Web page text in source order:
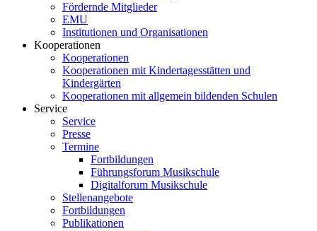
Fördernde Mitglieder
EMU
Institutionen und Organisationen
Kooperationen
Kooperationen
Kooperationen mit Kindertagesstätten und
Kindergärten
Kooperationen mit allgemein bildenden Schulen
Service
Service
Presse
Termine
Fortbildungen
Führungsforum Musikschule
Digitalforum Musikschule
Stellenangebote
Fortbildungen
Publikationen